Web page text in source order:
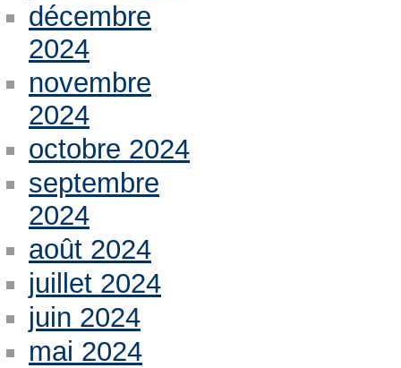
décembre
2024
novembre
2024
octobre 2024
septembre
2024
août 2024
juillet 2024
juin 2024
mai 2024